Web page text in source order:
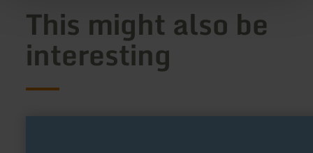
This might also be
interesting